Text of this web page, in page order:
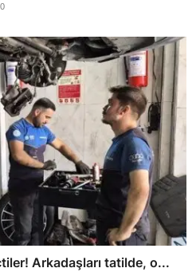
0
Arkadaşları tatilde, o...